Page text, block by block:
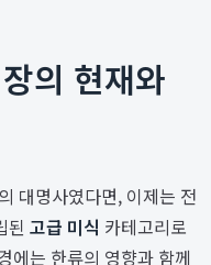
의 현재와
대명사였다면, 이제는 전
된 고급 미식 카테고리로
에는 한류의 영향과 함께